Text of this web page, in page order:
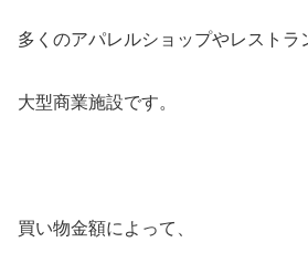
多くのアパレルショップやレストラ
大型商業施設です。
買い物金額によって、